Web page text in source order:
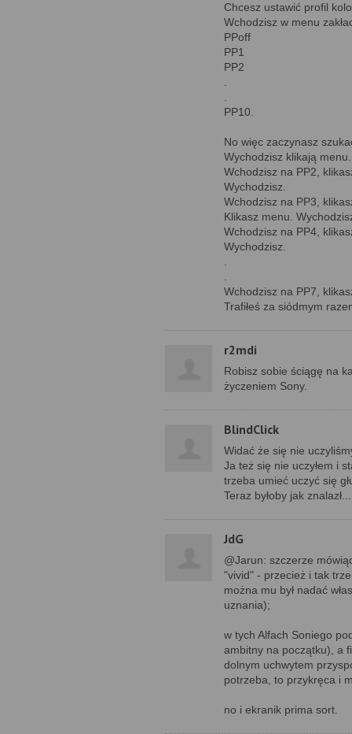
Chcesz ustawić profil
Wchodzisz w menu
PPoff
PP1
PP2
PP10.
No więc zaczynasz
Wychodzisz klikają menu.
Wchodzisz na PP2,
Wychodzisz.
Wchodzisz na PP3,
Klikasz menu.
Wchodzisz na PP4,
Wychodzisz.
Wchodzisz na PP7,
Trafiłeś za siódmym
r2mdi
Robisz sobie ściągę na
życzeniem Sony.
BlindClick
Widać że się nie
Ja też się nie uczyłem i
trzeba umieć uczyć się
Teraz byłoby jak znalazł...
JdG
@Jarun: szczerze
"vivid" - przecież i tak
można mu był nadać
uznania);
w tych Alfach Soniego
ambitny na początku), a
dolnym uchwytem
potrzeba, to przykręca i
no i ekranik prima sort.